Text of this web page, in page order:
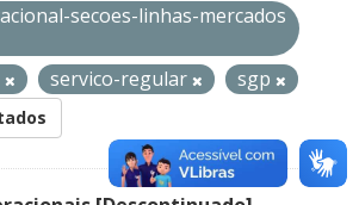
secoes-linhas-mercados
servico-regular sgp